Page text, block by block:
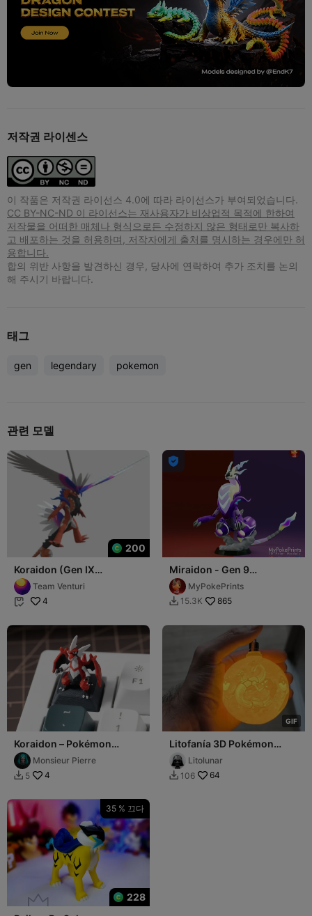
저작권 라이센스
이 작품은 저작권 라이선스 4.0에 따라 라이선스가 부여되었습니다.
CC BY-NC-ND 이 라이선스는 재사용자가 비상업적 목적에 한하여
저작물을 어떠한 매체나 형식으로든 수정하지 않은 형태로만 복사하
고 배포하는 것을 허용하며, 저작자에게 출처를 명시하는 경우에만 허
용합니다.
합의 위반 사항을 발견하신 경우, 당사에 연락하여 추가 조치를 논의
해 주시기 바랍니다.
태그
gen legendary pokemon
관련 모델
200
Koraidon (Gen IX
Legendary Pokemon)
#1007Team Venturi
 4

Miraidon - Gen 9
Legendary Pokemon
MyPokePrints
 15.3K 865
Koraidon – Pokémon
Mechanical Keyboard
KeycapMonsieur Pierre
 5 4
GIF
Litofanía 3D Pokémon
Legendarios – Kyogre,
Rayquaza y Groudo
Litolunar
 106 64
35 % 끄다
228